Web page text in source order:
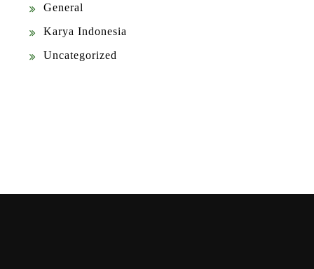
General
Karya Indonesia
Uncategorized